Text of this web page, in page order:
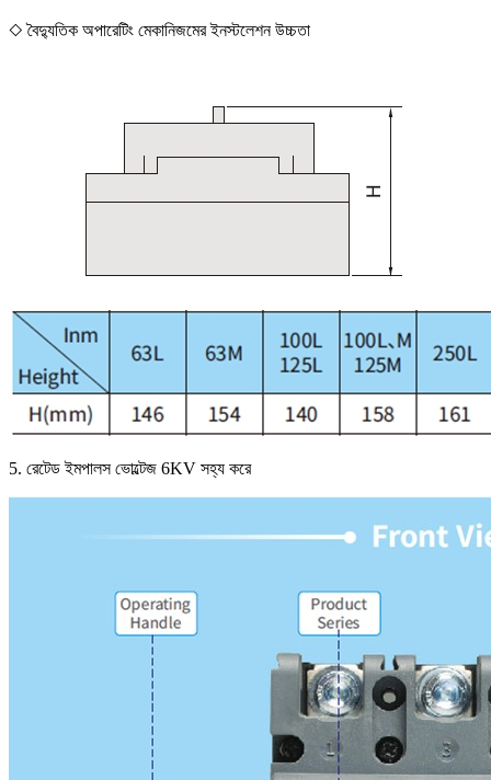
◇ বৈদ্যুতিক অপারেটিং মেকানিজমের ইনস্টলেশন উচ্চতা
5. রেটেড ইমপালস ভোল্টেজ 6KV সহ্য করে